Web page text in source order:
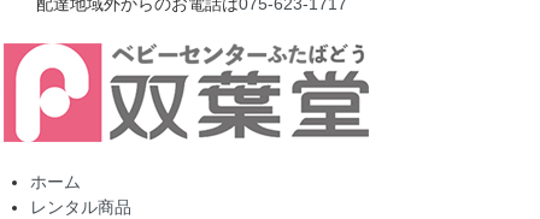
ホーム
レンタル商品